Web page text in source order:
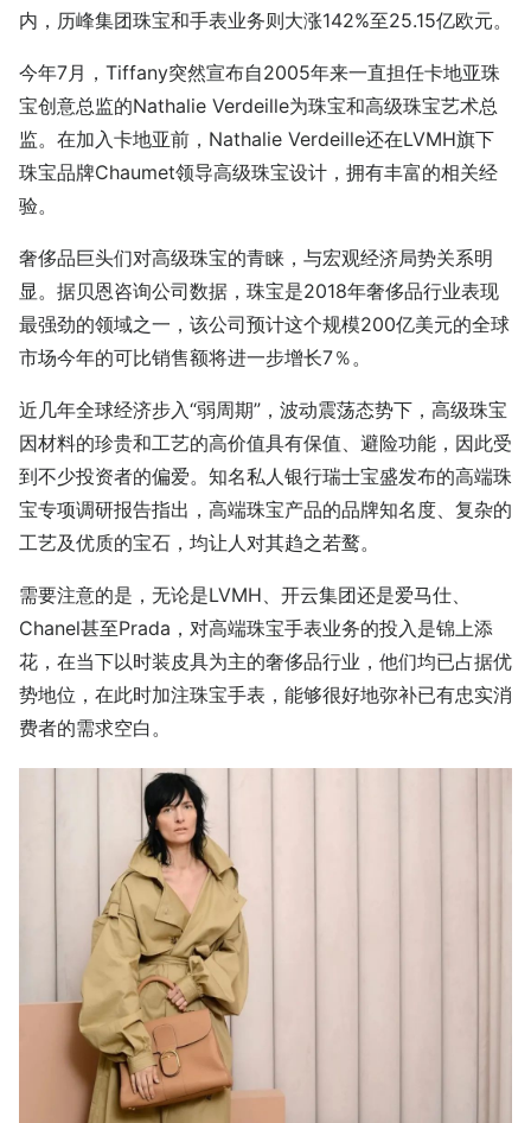
内，历峰集团珠宝和手表业务则大涨142%至25.15亿欧元。
今年7月，Tiffany突然宣布自2005年来一直担任卡地亚珠
宝创意总监的Nathalie Verdeille为珠宝和高级珠宝艺术总
监。在加入卡地亚前，Nathalie Verdeille还在LVMH旗下
珠宝品牌Chaumet领导高级珠宝设计，拥有丰富的相关经
验。
奢侈品巨头们对高级珠宝的青睐，与宏观经济局势关系明
显。据贝恩咨询公司数据，珠宝是2018年奢侈品行业表现
最强劲的领域之一，该公司预计这个规模200亿美元的全球
市场今年的可比销售额将进一步增长7％。
近几年全球经济步入“弱周期”，波动震荡态势下，高级珠宝
因材料的珍贵和工艺的高价值具有保值、避险功能，因此受
到不少投资者的偏爱。知名私人银行瑞士宝盛发布的高端珠
宝专项调研报告指出，高端珠宝产品的品牌知名度、复杂的
工艺及优质的宝石，均让人对其趋之若鹜。
需要注意的是，无论是LVMH、开云集团还是爱马仕、
Chanel甚至Prada，对高端珠宝手表业务的投入是锦上添
花，在当下以时装皮具为主的奢侈品行业，他们均已占据优
势地位，在此时加注珠宝手表，能够很好地弥补已有忠实消
费者的需求空白。